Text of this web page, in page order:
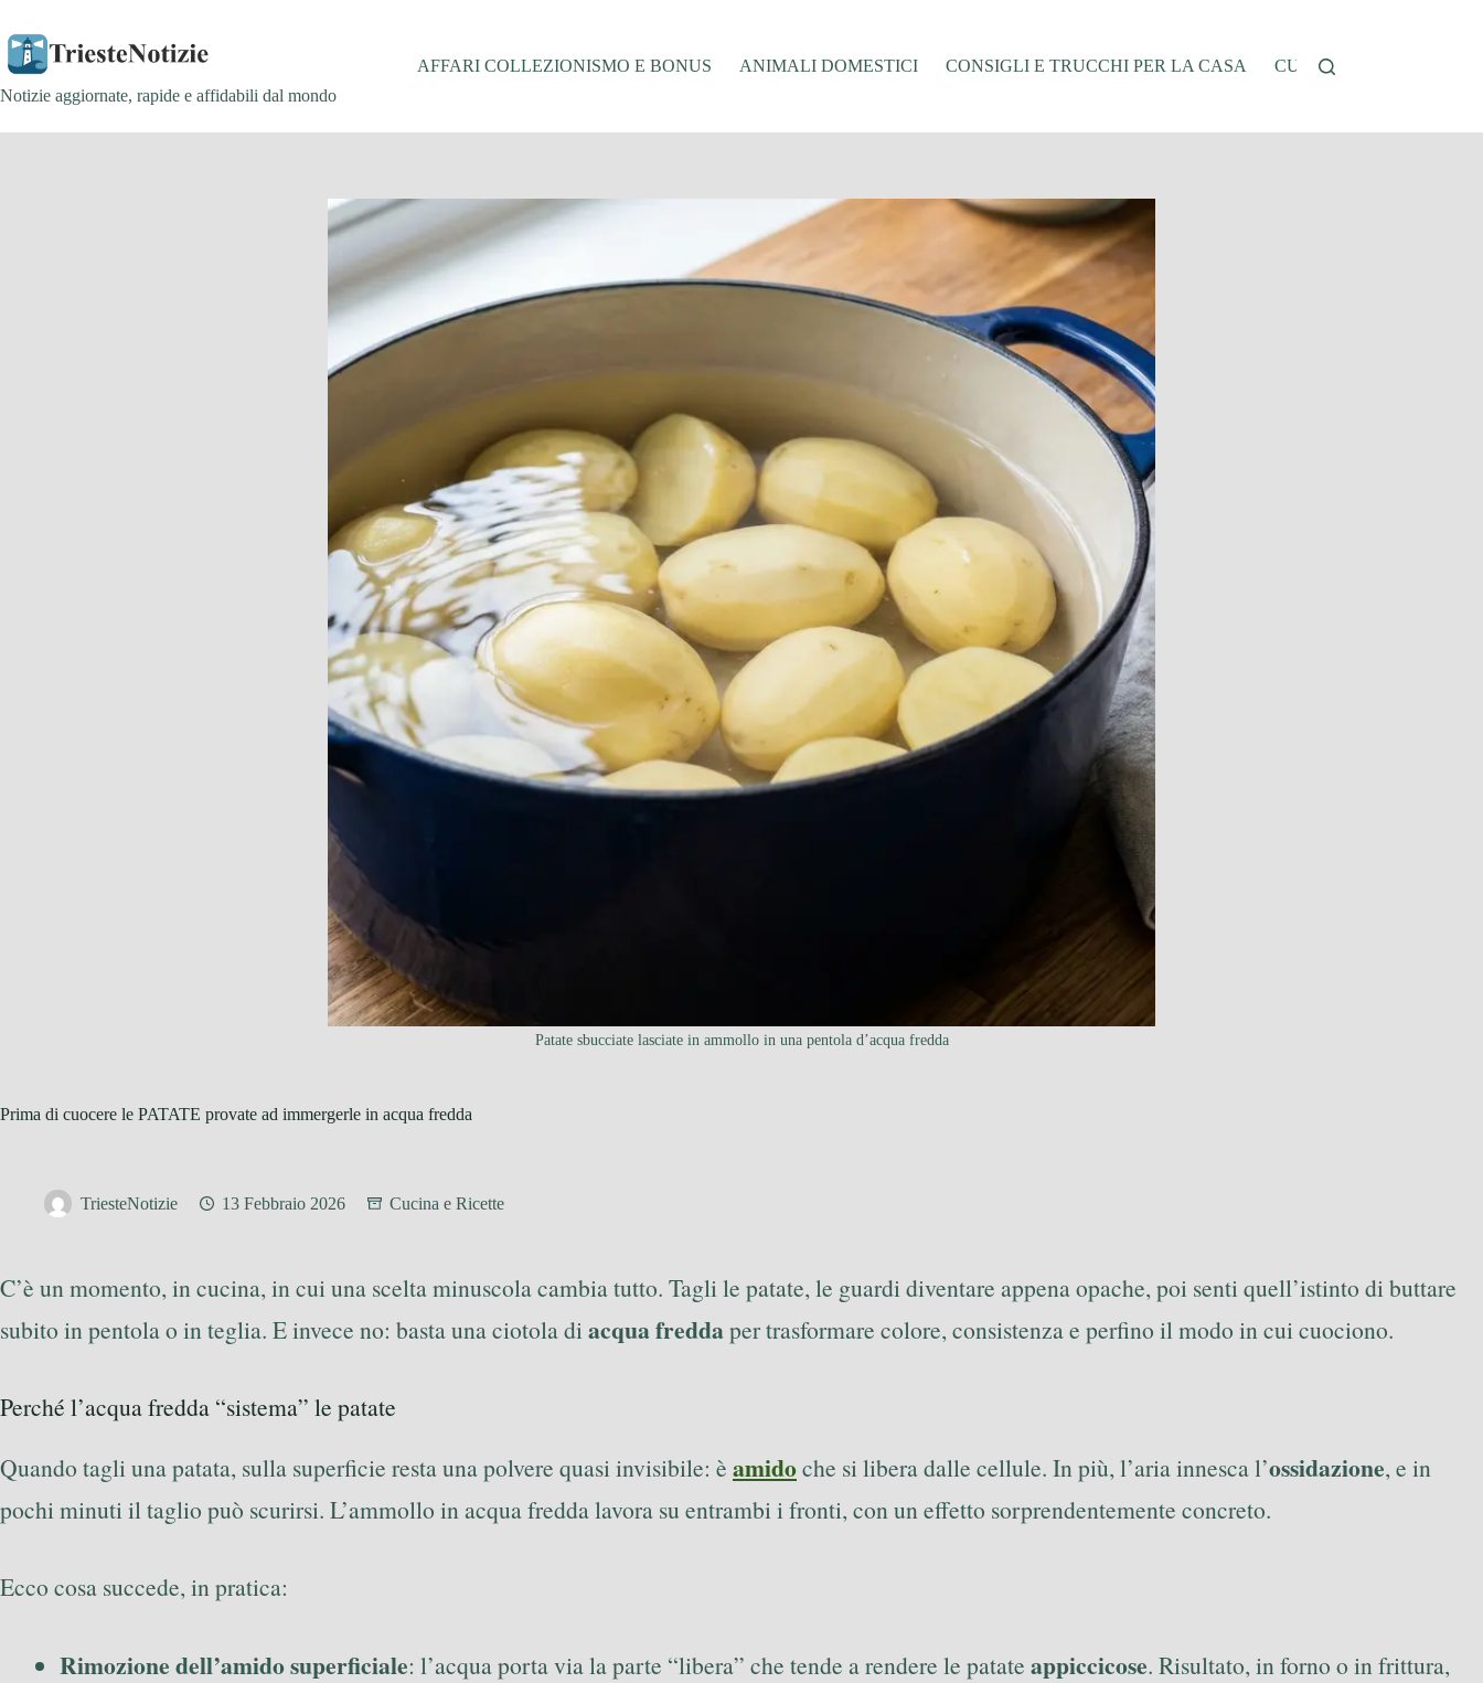
contenuto
Notizie aggiornate, rapide e affidabili dal mondo
AFFARI COLLEZIONISMO E BONUS ANIMALI DOMESTICI CONSIGLI E TRUCCHI PER LA CASA CUCINA E RICETTE
Patate sbucciate lasciate in ammollo in una pentola d’acqua fredda
Prima di cuocere le PATATE provate ad immergerle in acqua fredda
TriesteNotizie 13 Febbraio 2026 Cucina e Ricette
C’è un momento, in cucina, in cui una scelta minuscola cambia tutto. Tagli le patate, le guardi diventare appena opache, poi senti quell’istinto di buttare
subito in pentola o in teglia. E invece no: basta una ciotola diacqua freddaper trasformare colore, consistenza e perfino il modo in cui cuociono.
Perché l’acqua fredda “sistema” le patate
Quando tagli una patata, sulla superficie resta una polvere quasi invisibile: è amidoche si libera dalle cellule. In più, l’aria innesca l’ossidazione, e in
pochi minuti il taglio può scurirsi. L’ammollo in acqua fredda lavora su entrambi i fronti, con un effetto sorprendentemente concreto.
Ecco cosa succede, in pratica:
Rimozione dell’amido superficiale: l’acqua porta via la parte “libera” che tende a rendere le patate appiccicose. Risultato, in forno o in frittura,